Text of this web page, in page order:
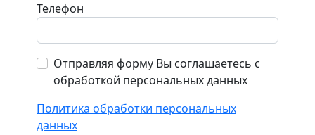
Телефон
Отправляя форму Вы соглашаетесь с
обработкой персональных данных
Политика обработки персональных
данных